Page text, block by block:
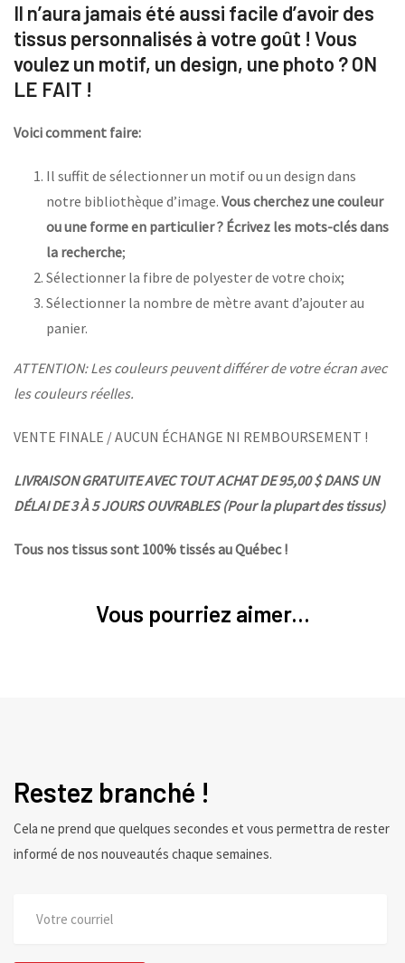
Il n’aura jamais été aussi facile d’avoir des
tissus personnalisés à votre goût ! Vous
voulez un motif, un design, une photo ? ON
LE FAIT !
Voici comment faire:
Il suffit de sélectionner un motif ou un design dans
notre bibliothèque d’image. Vous cherchez une couleur
ou une forme en particulier ? Écrivez les mots-clés dans
la recherche;
Sélectionner la fibre de polyester de votre choix;
Sélectionner la nombre de mètre avant d’ajouter au
panier.
ATTENTION: Les couleurs peuvent différer de votre écran avec
les couleurs réelles.
VENTE FINALE / AUCUN ÉCHANGE NI REMBOURSEMENT !
LIVRAISON GRATUITE AVEC TOUT ACHAT DE 95,00 $ DANS UN
DÉLAI DE 3 À 5 JOURS OUVRABLES (Pour la plupart des tissus)
Tous nos tissus sont 100% tissés au Québec !
Vous pourriez aimer...
Restez branché !
Cela ne prend que quelques secondes et vous permettra de rester
informé de nos nouveautés chaque semaines.